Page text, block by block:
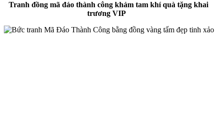
Tranh đồng mã đáo thành công khảm tam khí quà tặng khai
trương VIP